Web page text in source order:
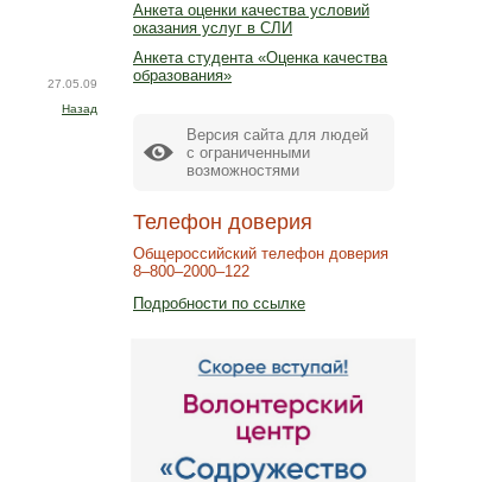
27.05.09
Назад
Анкета оценки качества условий
оказания услуг в СЛИ
Анкета студента «Оценка качества
образования»
Версия сайта для людей
с ограниченными
возможностями
Телефон доверия
Общероссийский телефон доверия
8–800–2000–122
Подробности по ссылке